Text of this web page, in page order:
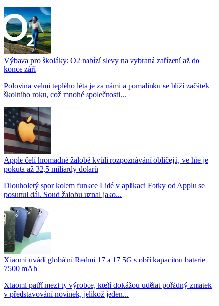
Výbava pro školáky: O2 nabízí slevy na vybraná zařízení až do
konce září
Polovina velmi teplého léta je za námi a pomalinku se blíží začátek
školního roku, což mnohé společnosti...
Apple čelí hromadné žalobě kvůli rozpoznávání obličejů, ve hře je
pokuta až 32,5 miliardy dolarů
Dlouholetý spor kolem funkce Lidé v aplikaci Fotky od Applu se
posunul dál. Soud žalobu uznal jako...
Xiaomi uvádí globální Redmi 17 a 17 5G s obří kapacitou baterie
7500 mAh
Xiaomi patří mezi ty výrobce, kteří dokážou udělat pořádný zmatek
v představování novinek, jelikož jeden...